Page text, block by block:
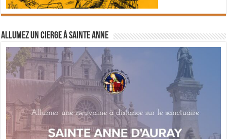
Allumez un cierge à Sainte Anne